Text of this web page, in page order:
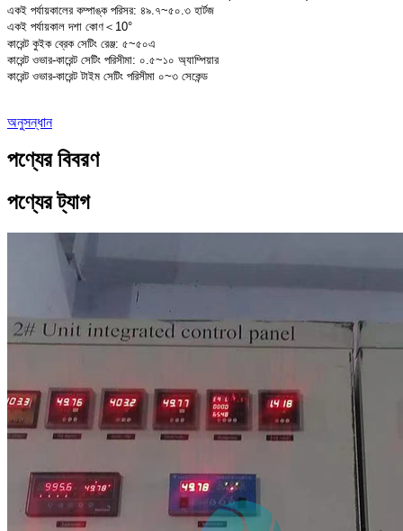
একই পর্যায়কালের কম্পাঙ্ক পরিসর: ৪৯.৭~৫০.৩ হার্টজ
একই পর্যায়কাল দশা কোণ＜10°
কারেন্ট কুইক ব্রেক সেটিং রেঞ্জ: ৫~৫০এ
কারেন্ট ওভার-কারেন্ট সেটিং পরিসীমা: ০.৫~১০ অ্যাম্পিয়ার
কারেন্ট ওভার-কারেন্ট টাইম সেটিং পরিসীমা ০~৩ সেকেন্ড
অনুসন্ধান
পণ্যের বিবরণ
পণ্যের ট্যাগ